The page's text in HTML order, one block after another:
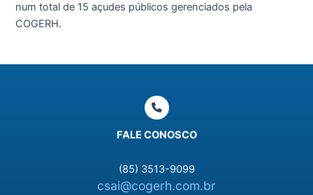
num total de 15 açudes públicos gerenciados pela
COGERH.
FALE CONOSCO
(85) 3513-9099
csai@cogerh.com.br